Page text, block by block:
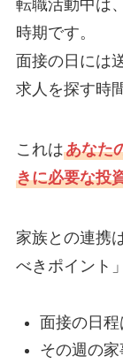
転職活動中は
時期です。
面接の日には
求人を探す時
これはあなた
きに必要な投
家族との連携
べきポイント
面接の日
その週の